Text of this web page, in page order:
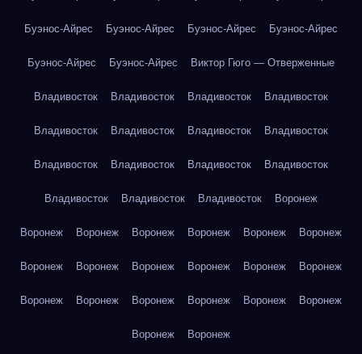
Буэнос-Айрес Буэнос-Айрес Буэнос-Айрес Буэнос-Айрес
Буэнос-Айрес Буэнос-Айрес Виктор Гюго — Отверженные
Владивосток Владивосток Владивосток Владивосток
Владивосток Владивосток Владивосток Владивосток
Владивосток Владивосток Владивосток Владивосток
Владивосток Владивосток Владивосток Воронеж
Воронеж Воронеж Воронеж Воронеж Воронеж Воронеж
Воронеж Воронеж Воронеж Воронеж Воронеж Воронеж
Воронеж Воронеж Воронеж Воронеж Воронеж Воронеж
Воронеж Воронеж